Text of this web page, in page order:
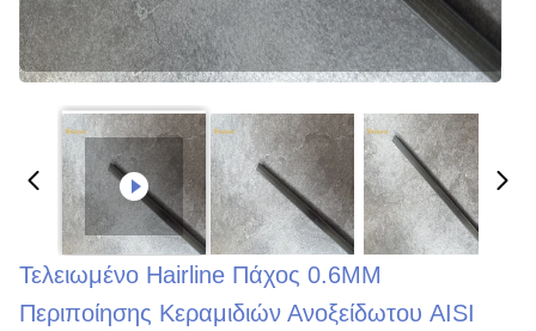
Τελειωμένο Hairline Πάχος 0.6MM
Περιποίησης Κεραμιδιών Ανοξείδωτου AISI